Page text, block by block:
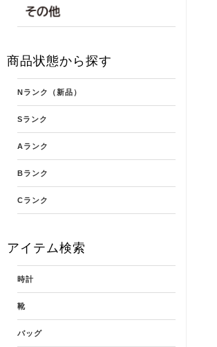
商品状態から探す
Nランク（新品）
Sランク
Aランク
Bランク
Cランク
アイテム検索
時計
靴
バッグ